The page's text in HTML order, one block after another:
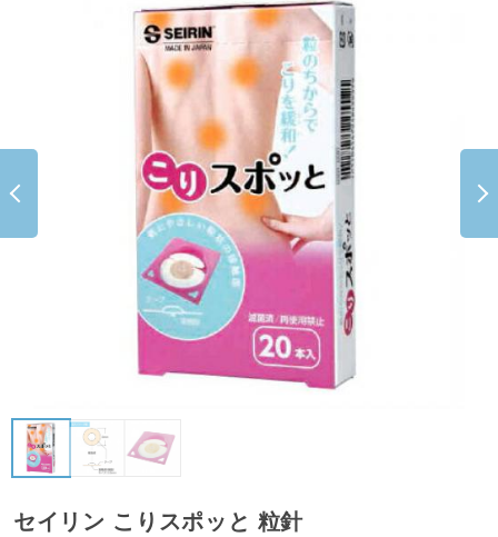
セイリン こりスポッと 粒針